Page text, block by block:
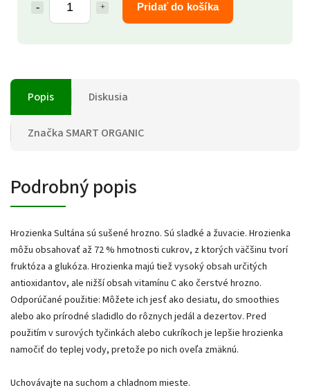
Pridať do košíka
Popis Diskusia
ZnačkaSMART ORGANIC
Podrobný popis
Hrozienka Sultána sú sušené hrozno. Sú sladké a žuvacie. Hrozienka
môžu obsahovať až 72 % hmotnosti cukrov, z ktorých väčšinu tvorí
fruktóza a glukóza. Hrozienka majú tiež vysoký obsah určitých
antioxidantov, ale nižší obsah vitamínu C ako čerstvé hrozno.
Odporúčané použitie: Môžete ich jesť ako desiatu, do smoothies
alebo ako prírodné sladidlo do rôznych jedál a dezertov. Pred
použitím v surových tyčinkách alebo cukríkoch je lepšie hrozienka
namočiť do teplej vody, pretože po nich oveľa zmäknú.
Uchovávajte na suchom a chladnom mieste.